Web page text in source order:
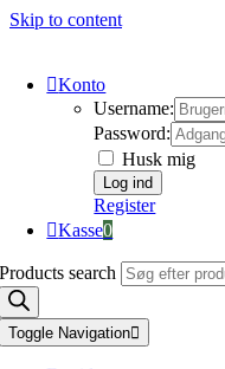
Skip to content
Konto
Username:
Password:
Husk mig
Register
Kasse0
Products search
Toggle Navigation